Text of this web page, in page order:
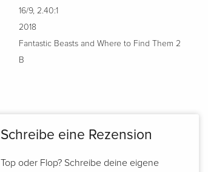
16/9,2.40:1
2018
Fantastic Beasts and Where to Find Them 2
B
Schreibe eine Rezension
Top oder Flop? Schreibe deine eigene